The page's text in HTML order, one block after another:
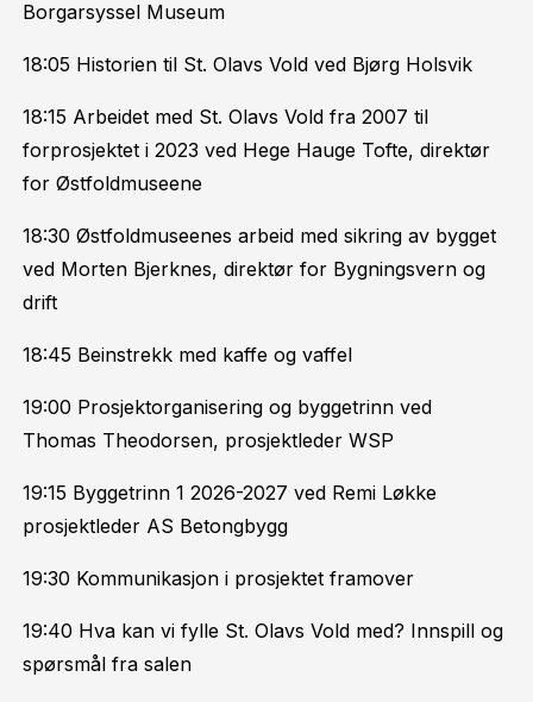
Borgarsyssel Museum
18:05 Historien til St. Olavs Vold ved Bjørg Holsvik
18:15 Arbeidet med St. Olavs Vold fra 2007 til
forprosjektet i 2023 ved Hege Hauge Tofte, direktør
for Østfoldmuseene
18:30 Østfoldmuseenes arbeid med sikring av bygget
ved Morten Bjerknes, direktør for Bygningsvern og
drift
18:45 Beinstrekk med kaffe og vaffel
19:00 Prosjektorganisering og byggetrinn ved
Thomas Theodorsen, prosjektleder WSP
19:15 Byggetrinn 1 2026-2027 ved Remi Løkke
prosjektleder AS Betongbygg
19:30 Kommunikasjon i prosjektet framover
19:40 Hva kan vi fylle St. Olavs Vold med? Innspill og
spørsmål fra salen